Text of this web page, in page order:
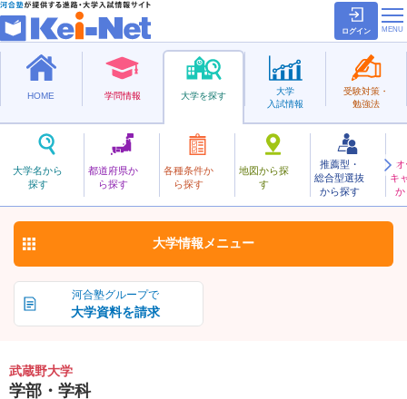
ログイン
HOME 学問情報 大学を探す
大学名から
探す
都道府県か
ら探す
各種条件か
ら探す
地図から探
す
推薦型・
総合型選抜
から探す
キ
か
大学
入試情報
受験対策・
勉強法
私立
むさしの
武蔵野大学 お気に入り
河合塾グループで
大学資料を請求
大学情報 メニュー
武蔵野大学
学部・学科